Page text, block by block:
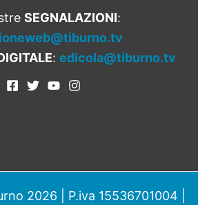
SEGNALAZIONI:
: edicola@tiburno.tv
2026 | P.iva 15536701004 |